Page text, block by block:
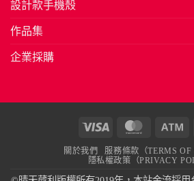
設計款手機殼
作品集
企業採購
MasterCard
關於我們
服務條款（TERMS OF
隱私權政策（PRIVACY